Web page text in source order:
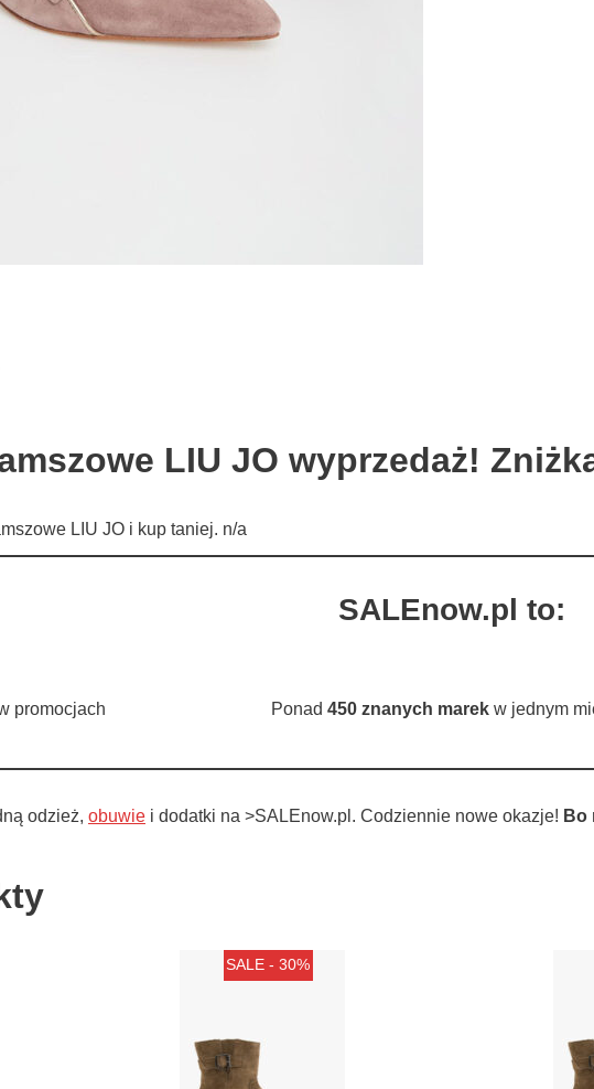
LIU JO wyprzedaż!
LIU JO i kup taniej. n/a
SALEnow.pl to:
promocjach Ponad 450 znanych marekw jednym
odzież, obuwie i dodatki na >SALEnow.pl. Codziennie nowe okazje! Bo
SALE - 30%